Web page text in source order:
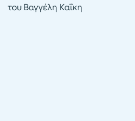
του Βαγγέλη Καΐκη